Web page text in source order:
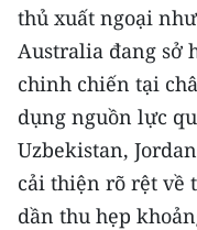
Chuyên trang Hà
Chuyên trang TP.
CHUYÊN ĐỀ
CÁC CHUYÊN TRANG
thủ xuất ngoại
Australia đang sở
chinh chiến tại
dụng nguồn lực
Uzbekistan,
cải thiện rõ rệt về
dần thu hẹp